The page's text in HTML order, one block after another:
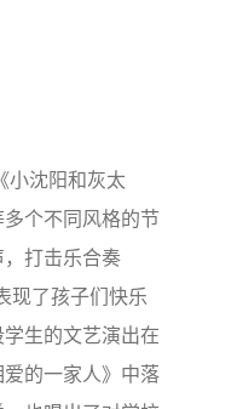
小沈阳和灰太
个不同风格的节
打击乐合奏
现了孩子们快乐
生的文艺演出在
的一家人》中落